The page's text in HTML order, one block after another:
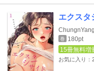
エクスタ
ChungnYang
巻
180pt
15冊無料増
お気に入り：